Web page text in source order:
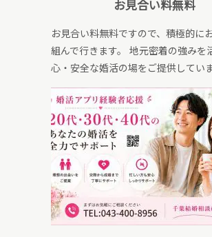
お見合い料無料
お見合い料無料ですので、積極的に
組んで行きます。 地元密着の強みを
心・安全な婚活の場をご提供していま